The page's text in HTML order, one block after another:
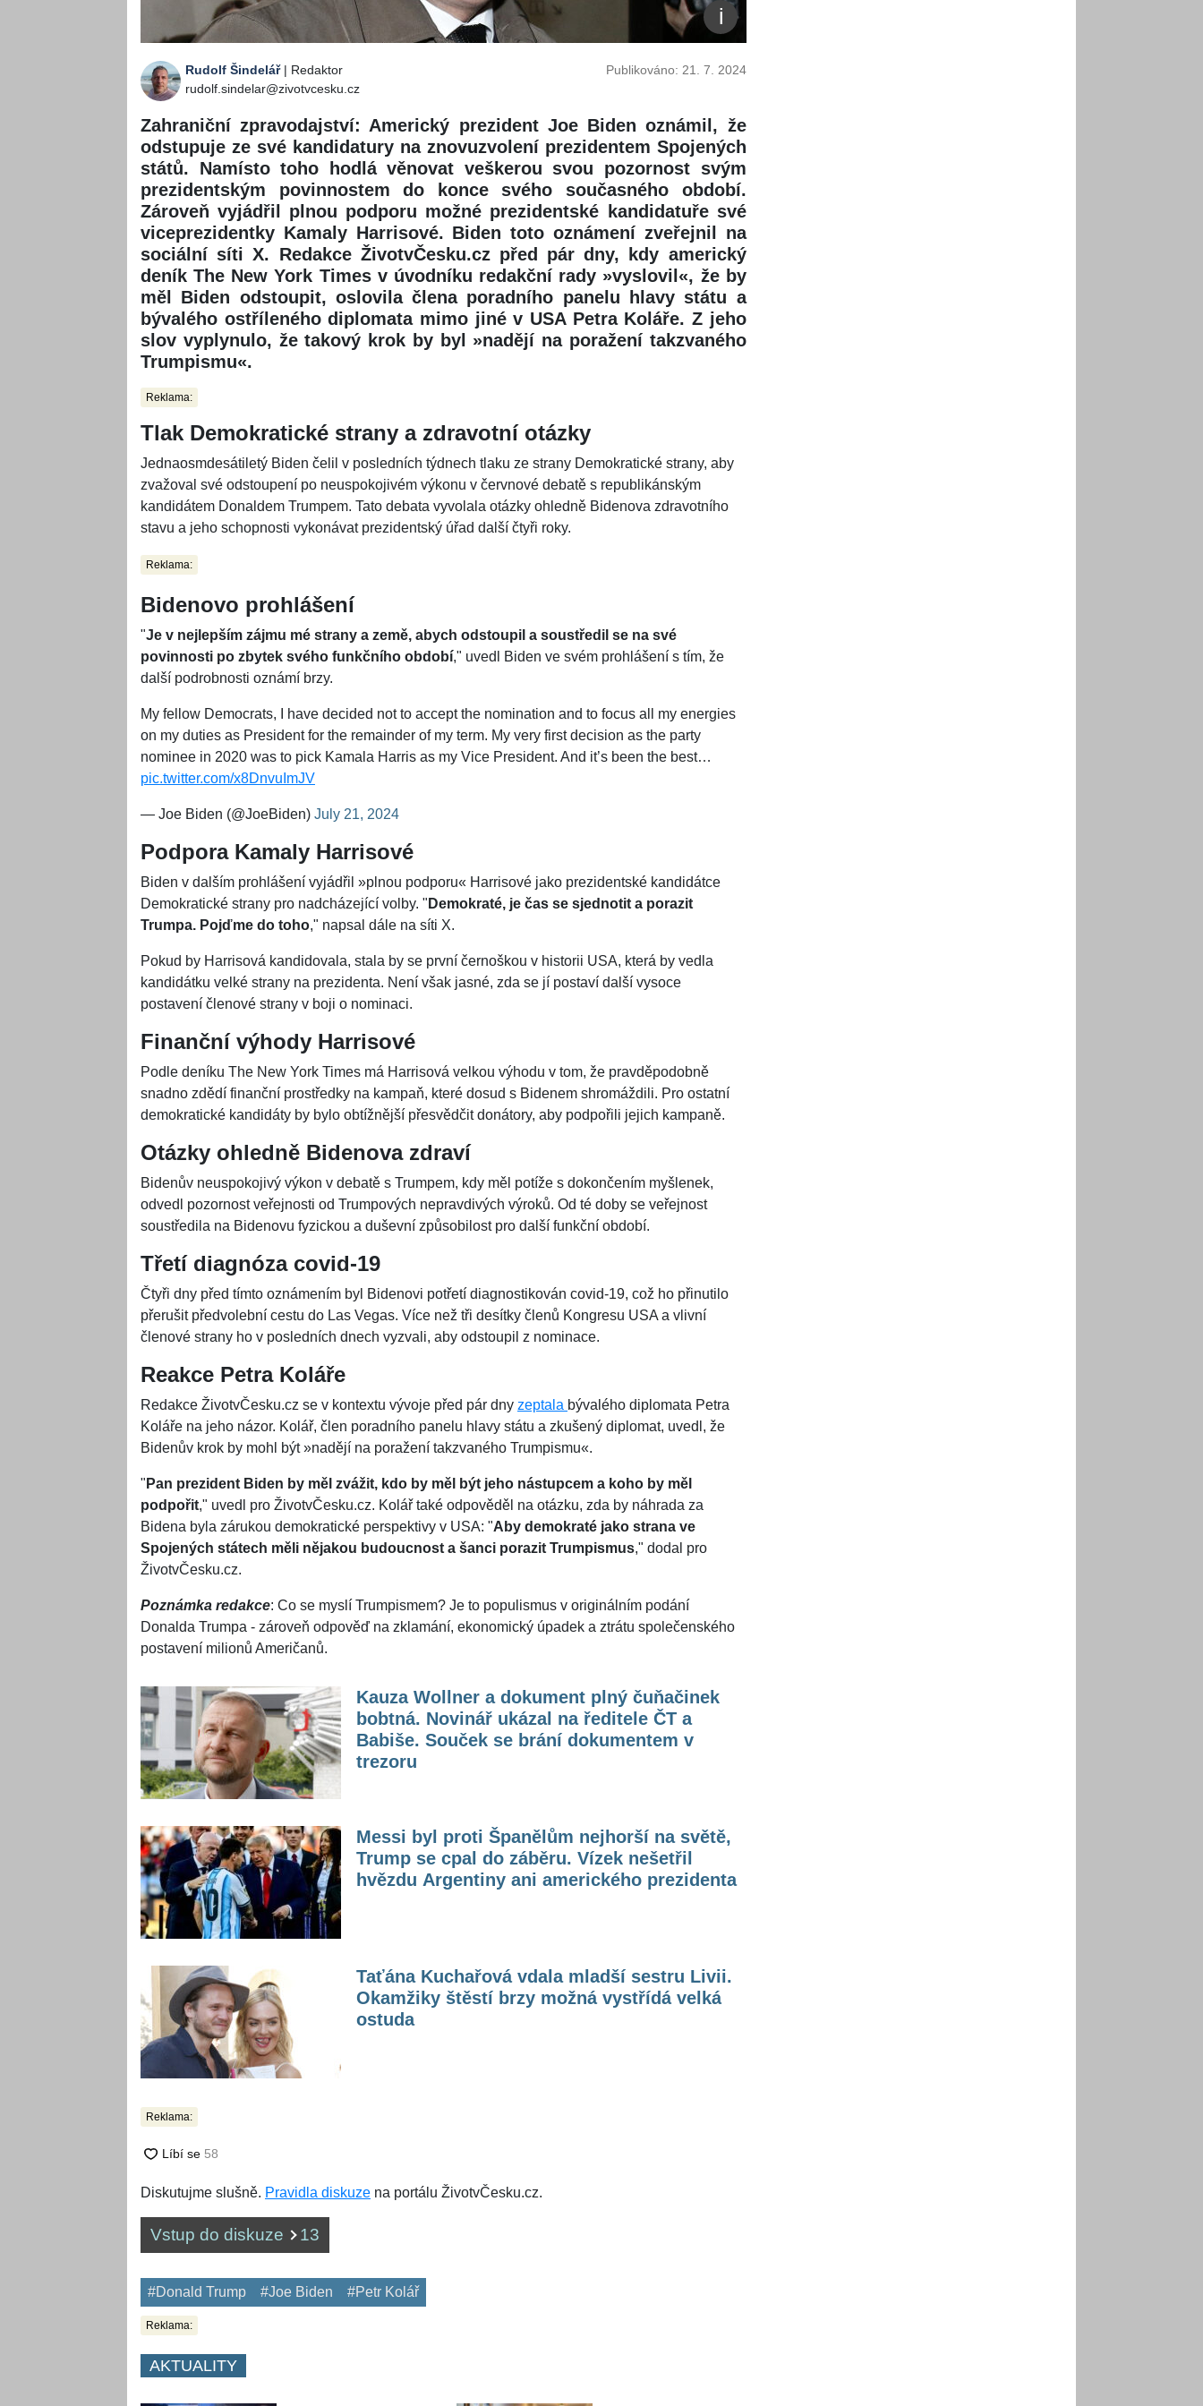
Rudolf Šindelář| Redaktor
rudolf.sindelar@zivotvcesku.cz
Publikováno: 21. 7. 2024
Zahraniční zpravodajství: Americký prezident Joe Biden oznámil, že
odstupuje ze své kandidatury na znovuzvolení prezidentem Spojených
států. Namísto toho hodlá věnovat veškerou svou pozornost svým
prezidentským povinnostem do konce svého současného období.
Zároveň vyjádřil plnou podporu možné prezidentské kandidatuře své
viceprezidentky Kamaly Harrisové. Biden toto oznámení zveřejnil na
sociální síti X. Redakce ŽivotvČesku.cz před pár dny, kdy americký
deník The New York Times v úvodníku redakční rady »vyslovil«, že by
měl Biden odstoupit, oslovila člena poradního panelu hlavy státu a
bývalého ostříleného diplomata mimo jiné v USA Petra Koláře. Z jeho
slov vyplynulo, že takový krok by byl »nadějí na poražení takzvaného
Trumpismu«.
Reklama:
Tlak Demokratické strany a zdravotní otázky
Jednaosmdesátiletý Biden čelil v posledních týdnech tlaku ze strany Demokratické strany, aby
zvažoval své odstoupení po neuspokojivém výkonu v červnové debatě s republikánským
kandidátem Donaldem Trumpem. Tato debata vyvolala otázky ohledně Bidenova zdravotního
stavu a jeho schopnosti vykonávat prezidentský úřad další čtyři roky.
Reklama:
Bidenovo prohlášení
"Je v nejlepším zájmu mé strany a země, abych odstoupil a soustředil se na své
povinnosti po zbytek svého funkčního období," uvedl Biden ve svém prohlášení s tím, že
další podrobnosti oznámí brzy.
My fellow Democrats, I have decided not to accept the nomination and to focus all my energies
on my duties as President for the remainder of my term. My very first decision as the party
nominee in 2020 was to pick Kamala Harris as my Vice President. And it’s been the best…
pic.twitter.com/x8DnvuImJV
— Joe Biden (@JoeBiden) July 21, 2024
Podpora Kamaly Harrisové
Biden v dalším prohlášení vyjádřil »plnou podporu« Harrisové jako prezidentské kandidátce
Demokratické strany pro nadcházející volby. " Demokraté, je čas se sjednotit a porazit
Trumpa. Pojďme do toho," napsal dále na síti X.
Pokud by Harrisová kandidovala, stala by se první černoškou v historii USA, která by vedla
kandidátku velké strany na prezidenta. Není však jasné, zda se jí postaví další vysoce
postavení členové strany v boji o nominaci.
Finanční výhody Harrisové
Podle deníku The New York Times má Harrisová velkou výhodu v tom, že pravděpodobně
snadno zdědí finanční prostředky na kampaň, které dosud s Bidenem shromáždili. Pro ostatní
demokratické kandidáty by bylo obtížnější přesvědčit donátory, aby podpořili jejich kampaně.
Otázky ohledně Bidenova zdraví
Bidenův neuspokojivý výkon v debatě s Trumpem, kdy měl potíže s dokončením myšlenek,
odvedl pozornost veřejnosti od Trumpových nepravdivých výroků. Od té doby se veřejnost
soustředila na Bidenovu fyzickou a duševní způsobilost pro další funkční období.
Třetí diagnóza covid-19
Čtyři dny před tímto oznámením byl Bidenovi potřetí diagnostikován covid-19, což ho přinutilo
přerušit předvolební cestu do Las Vegas. Více než tři desítky členů Kongresu USA a vlivní
členové strany ho v posledních dnech vyzvali, aby odstoupil z nominace.
Reakce Petra Koláře
Redakce ŽivotvČesku.cz se v kontextu vývoje před pár dny zeptala bývalého diplomata Petra
Koláře na jeho názor. Kolář, člen poradního panelu hlavy státu a zkušený diplomat, uvedl, že
Bidenův krok by mohl být »nadějí na poražení takzvaného Trumpismu«.
" Pan prezident Biden by měl zvážit, kdo by měl být jeho nástupcem a koho by měl
podpořit," uvedl pro ŽivotvČesku.cz. Kolář také odpověděl na otázku, zda by náhrada za
Bidena byla zárukou demokratické perspektivy v USA: "Aby demokraté jako strana ve
Spojených státech měli nějakou budoucnost a šanci porazit Trumpismus," dodal pro
ŽivotvČesku.cz.
Poznámka redakce: Co se myslí Trumpismem? Je to populismus v originálním podání
Donalda Trumpa - zároveň odpověď na zklamání, ekonomický úpadek a ztrátu společenského
postavení milionů Američanů.
Kauza Wollner a dokument plný čuňačinek
bobtná. Novinář ukázal na ředitele ČT a
Babiše. Souček se brání dokumentem v
trezoru
Messi byl proti Španělům nejhorší na světě,
Trump se cpal do záběru. Vízek nešetřil
hvězdu Argentiny ani amerického prezidenta
Taťána Kuchařová vdala mladší sestru Livii.
Okamžiky štěstí brzy možná vystřídá velká
ostuda
Reklama:
Diskutujme slušně. Pravidla diskuze na portálu ŽivotvČesku.cz.
Vstup do diskuze 13
#Donald Trump #Joe Biden #Petr Kolář
Reklama:
AKTUALITY